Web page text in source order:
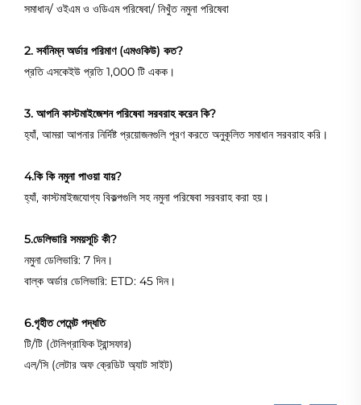
সমাধান/ ওইএম ও ওডিএম পরিষেবা/ নিখুঁত নমুনা পরিষেবা
2. সর্বনিম্ন অর্ডার পরিমাণ (এমওকিউ) কত?
প্রতি এসকেইউ প্রতি 1,000 টি একক।
3. আপনি কাস্টমাইজেশন পরিষেবা সরবরাহ করেন কি?
হ্যাঁ, আমরা আপনার নির্দিষ্ট প্রয়োজনগুলি পূরণ করতে অনুকূলিত সমাধান সরবরাহ করি।
4.কি কি নমুনা পাওয়া যায়?
হ্যাঁ, কাস্টমাইজযোগ্য বিকল্পগুলি সহ নমুনা পরিষেবা সরবরাহ করা হয়।
5.ডেলিভারি সময়সূচি কী?
নমুনা ডেলিভারি: 7 দিন।
বাল্ক অর্ডার ডেলিভারি: ETD: 45 দিন।
6.গৃহীত পেমেন্ট পদ্ধতি
টি/টি (টেলিগ্রাফিক ট্রান্সফার)
এল/সি (লেটার অফ ক্রেডিট অ্যাট সাইট)